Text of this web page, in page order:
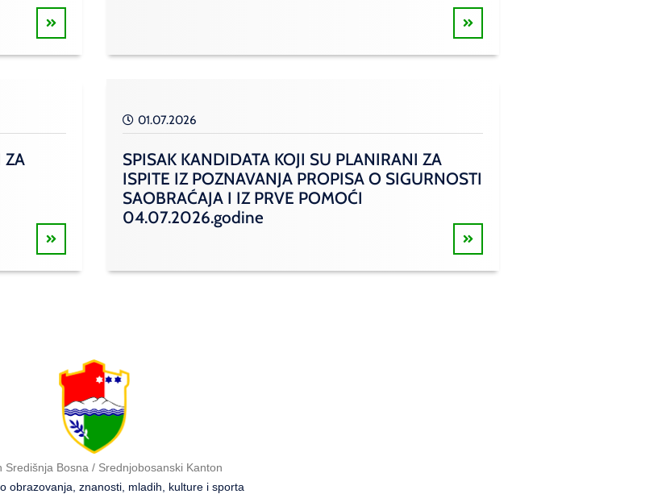
ZA
01.07.2026
SPISAK KANDIDATA KOJI SU PLANIRANI ZA
ISPITE IZ POZNAVANJA PROPISA O SIGURNOSTI
SAOBRAĆAJA I IZ PRVE POMOĆI
04.07.2026.godine
Središnja Bosna / Srednjobosanski Kanton
obrazovanja, znanosti, mladih, kulture i sporta